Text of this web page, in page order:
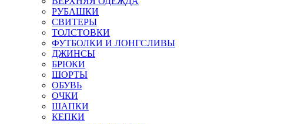
РУБАШКИ
СВИТЕРЫ
ТОЛСТОВКИ
ФУТБОЛКИ И ЛОНГСЛИВЫ
ДЖИНСЫ
БРЮКИ
ШОРТЫ
ОБУВЬ
ОЧКИ
ШАПКИ
КЕПКИ